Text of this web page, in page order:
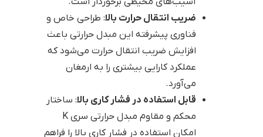
ضریب انتقال حرارت بالا: طراحی خاص و
فناوری پیشرفته این مبدل حرارتی باعث
افزایش ضریب انتقال حرارت می‌شود که
عملکرد کارایی بیشتری را به ارمغان
می‌آورد.
قابل استفاده در فشار کاری بالا: ساختار
محکم و مقاوم مبدل حرارتی سری K
امکان استفاده در فشار کاری بالا را فراهم